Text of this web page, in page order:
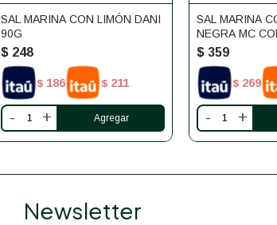
SAL MARINA CON LIMÓN DANI
90G
$ 248
$ 186 $ 211
- +
SAL MARINA
NEGRA MC
$ 359
$ 269
- +
Newsletter